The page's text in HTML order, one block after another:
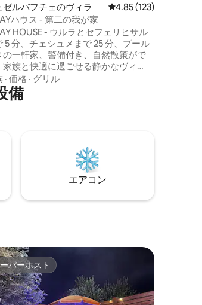
ゼルバフチェのヴィラ レビュー123件、5つ
4.85 (123)
ハウス - 第二の我が家
HOUSE - ウルラとセフェリヒサル
5 分、チェシュメまで 25 分、プール
の一軒家、警備付き、自然散策がで
家族と快適に過ごせる静かなヴィ
オリーブの木とマンダリンの木に囲
、7x3mのプール、ブランコ付きの図
、暖炉、電動シャッター、警報器と
ニューによる夕食の特別ケータリン
ービス（追加料金）をご利用いただ
· 価格 · グリル
備
エアコン
パーホスト
パーホスト